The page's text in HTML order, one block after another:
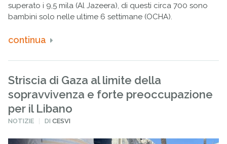
superato i 9,5 mila (Al Jazeera), di questi circa 700 sono
bambini solo nelle ultime 6 settimane (OCHA).
continua
Striscia di Gaza al limite della
sopravvivenza e forte preoccupazione
per il Libano
PUBBLICATO
NOTIZIE DICESVI